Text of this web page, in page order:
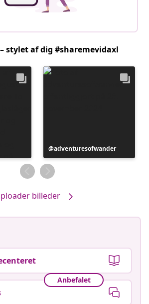
stylet af dig #sharemevidaxl
Opslag
offentliggjort
af
adventuresofwander
billeder
Anbefalet